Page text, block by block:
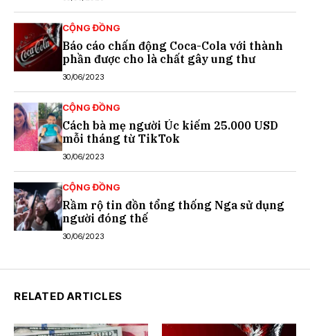
CỘNG ĐỒNG
Báo cáo chấn động Coca-Cola với thành
phần được cho là chất gây ung thư
30/06/2023
CỘNG ĐỒNG
Cách bà mẹ người Úc kiếm 25.000 USD
mỗi tháng từ TikTok
30/06/2023
CỘNG ĐỒNG
Rầm rộ tin đồn tổng thống Nga sử dụng
người đóng thế
30/06/2023
RELATED ARTICLES